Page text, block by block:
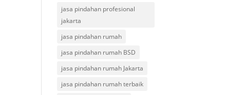
jasa pindahan profesional
jakarta
jasa pindahan rumah
jasa pindahan rumah BSD
jasa pindahan rumah Jakarta
jasa pindahan rumah terbaik